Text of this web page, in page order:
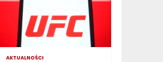
AKTUALNOŚCI